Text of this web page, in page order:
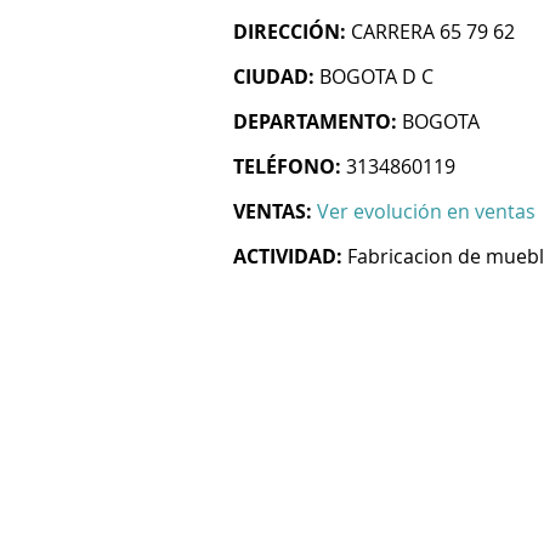
DIRECCIÓN: CARRERA 65 79 62
CIUDAD: BOGOTA D C
DEPARTAMENTO: BOGOTA
TELÉFONO: 3134860119
VENTAS: Ver evolución en ventas
ACTIVIDAD: Fabricacion de